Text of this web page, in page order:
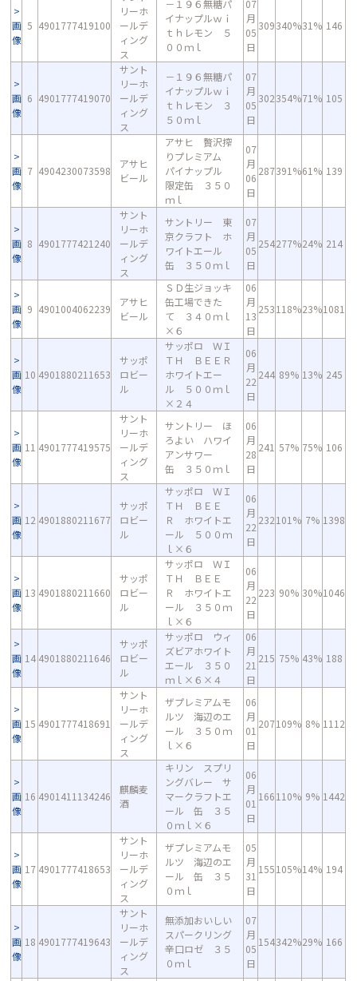
画
像
5 4901777419100
リーホ
ールデ
ィング
ス
－１９６無糖パ
イナップルｗｉ
ｔｈレモン ５
００ｍｌ
07
月
05
日
309340%31% 146
画
像
6 4901777419070
サント
リーホ
ールデ
ィング
ス
－１９６無糖パ
イナップルｗｉ
ｔｈレモン ３
５０ｍｌ
07
月
05
日
302354%71% 105
画
像
7 4904230073598
アサヒ
ビール
アサヒ 贅沢搾
りプレミアム
パイナップル
限定缶 ３５０
ｍｌ
07
月
06
日
287391%61% 139
画
像
8 4901777421240
サント
リーホ
ールデ
ィング
ス
サントリー 東
京クラフト ホ
ワイトエール
缶 ３５０ｍｌ
07
月
05
日
254277%24% 214
画
像
9 4901004062239
アサヒ
ビール
ＳＤ生ジョッキ
缶工場できた
て ３４０ｍｌ
×６
06
月
13
日
253118%23%1081
画
像
10 4901880211653
サッポ
ロビー
ル
サッポロ ＷＩ
ＴＨ ＢＥＥＲ
ホワイトエー
ル ５００ｍｌ
×２４
06
月
22
日
244 89% 13% 245
画
像
11 4901777419575
サント
リーホ
ールデ
ィング
ス
サントリー ほ
ろよい ハワイ
アンサワー
缶 ３５０ｍｌ
06
月
28
日
241 57% 75% 106
画
像
12 4901880211677
サッポ
ロビー
ル
サッポロ ＷＩ
ＴＨ ＢＥＥ
Ｒ ホワイトエ
ール ５００ｍ
ｌ×６
06
月
22
日
232101% 7% 1398
画
像
13 4901880211660
サッポ
ロビー
ル
サッポロ ＷＩ
ＴＨ ＢＥＥ
Ｒ ホワイトエ
ール ３５０ｍ
ｌ×６
06
月
22
日
223 90% 30%1046
画
像
14 4901880211646
サッポ
ロビー
ル
サッポロ ウィ
ズビアホワイト
エール ３５０
ｍｌ×６×４
06
月
21
日
215 75% 43% 188
画
像
15 4901777418691
サント
リーホ
ールデ
ィング
ス
ザプレミアムモ
ルツ 海辺のエ
ール ３５０ｍ
ｌ×６
06
月
01
日
207109% 8% 1112
画
像
16 4901411134246
麒麟麦
酒
キリン スプリ
ングバレー サ
マークラフトエ
ール 缶 ３５
０ｍｌ×６
06
月
01
日
166110% 9% 1442
画
像
17 4901777418653
サント
リーホ
ールデ
ィング
ス
ザプレミアムモ
ルツ 海辺のエ
ール 缶 ３５
０ｍｌ
05
月
31
日
155105%14% 194
画
像
18 4901777419643
サント
リーホ
ールデ
ィング
ス
無添加おいしい
スパークリング
辛口ロゼ ３５
０ｍｌ
07
月
05
日
154342%29% 166